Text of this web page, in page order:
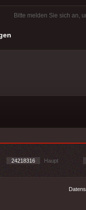
Bitte melden Sie sich an,
24218316 Haupt